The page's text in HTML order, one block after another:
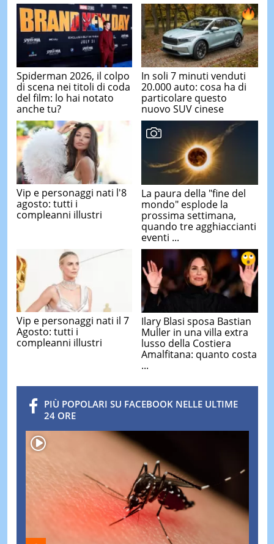
Spiderman 2026, il colpo
di scena nei titoli di coda
del film: lo hai notato
anche tu?
In soli 7 minuti venduti
20.000 auto: cosa ha di
particolare questo
nuovo SUV cinese
Vip e personaggi nati l'8
agosto: tutti i
compleanni illustri
La paura della "fine del
mondo" esplode la
prossima settimana,
quando tre agghiaccianti
eventi ...
Vip e personaggi nati il 7
Agosto: tutti i
compleanni illustri
Ilary Blasi sposa Bastian
Muller in una villa extra
lusso della Costiera
Amalfitana: quanto costa
...
PIÙ POPOLARI SU FACEBOOK NELLE ULTIME
24 ORE